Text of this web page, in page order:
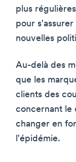
plus
pour
nouvelles
Au-delà des
que les
clients des
concernant le
changer en
l'épidémie.